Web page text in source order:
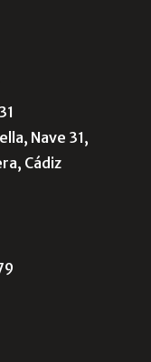
Nave 31,
Cádiz